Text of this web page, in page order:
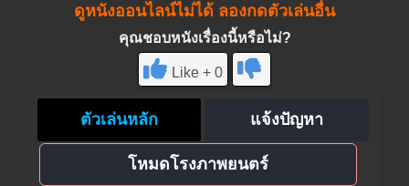
ดูหนังออนไลน์ไม่ได้ ลองกดตัวเล่นอื่น
คุณชอบหนังเรื่องนี้หรือไม่?
Like + 0
ตัวเล่นหลัก แจ้งปัญหา
โหมดโรงภาพยนตร์